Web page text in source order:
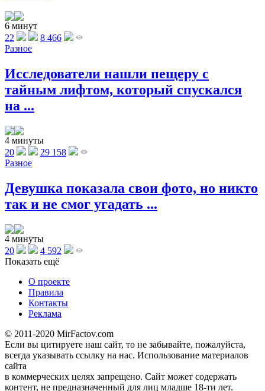
6 минут
22
8 466
Разное
Исследователи нашли пещеру с
тайным лифтом, который спускался
на ...
4 минуты
20
29 158
Разное
Девушка показала свои фото, но никто
так и не смог угадать ...
4 минуты
20
4 592
Показать ещё
О проекте
Правила
Контакты
Реклама
© 2011-2020 MirFactov.com
Если вы цитируете наш сайт, то не забывайте, пожалуйста,
всегда указывать ссылку на нас. Использование материалов
сайта
в коммерческих целях запрещено. Сайт может содержать
контент, не предназначенный для лиц младше 18-ти лет.